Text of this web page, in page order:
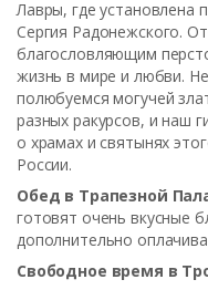
Лавры, где установлена
Сергия Радонежского.
благословляющим
жизнь в мире и любви.
полюбуемся могучей
разных ракурсов, и наш
о храмах и святынях
России.
Обед в Трапезной
готовят очень вкусные
дополнительно
Свободное время в